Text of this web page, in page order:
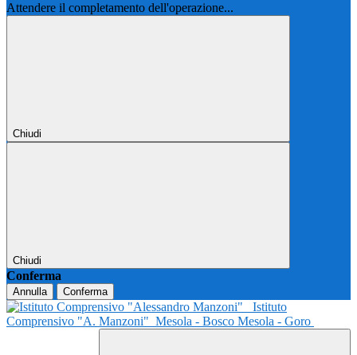
Attendere il completamento dell'operazione...
Chiudi
Chiudi
Conferma
Annulla Conferma
Istituto
Comprensivo "A. Manzoni" Mesola - Bosco Mesola - Goro